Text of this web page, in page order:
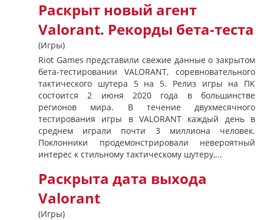
Раскрыт новый агент
Valorant. Рекорды бета-теста
(Игры)
Riot Games представили свежие данные о закрытом
бета-тестировании VALORANT, соревновательного
тактического шутера 5 на 5. Релиз игры на ПК
состоится 2 июня 2020 года в большинстве
регионов мира. В течение двухмесячного
тестирования игры в VALORANT каждый день в
среднем играли почти 3 миллиона человек.
Поклонники продемонстрировали невероятный
интерес к стильному тактическому шутеру,...
Раскрыта дата выхода
Valorant
(Игры)